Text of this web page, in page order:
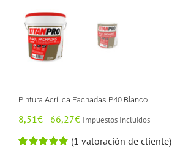
Pintura Acrílica Fachadas P40 Blanco
8,51€ - 66,27€Rango
Impuestos Incluidos
(1 valoración de cliente)